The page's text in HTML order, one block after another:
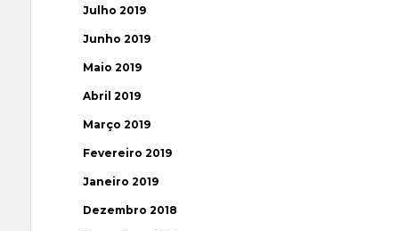
Julho 2019
Junho 2019
Maio 2019
Abril 2019
Março 2019
Fevereiro 2019
Janeiro 2019
Dezembro 2018